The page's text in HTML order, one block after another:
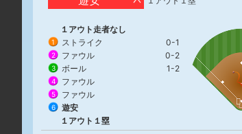
１アウト走者なし
1 ストライク 0-1
2 ファウル 0-2
3 ボール 1-2
4 ファウル
5 ファウル
6
遊安
１アウト１塁